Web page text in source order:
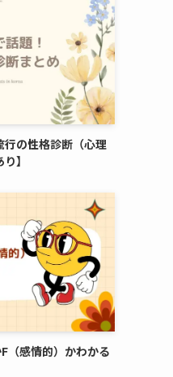
の性格診断（心理
】
（感情的）かわかる